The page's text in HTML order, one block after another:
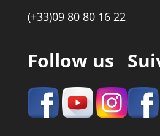
(+33)09 80 80 16 22
Follow us